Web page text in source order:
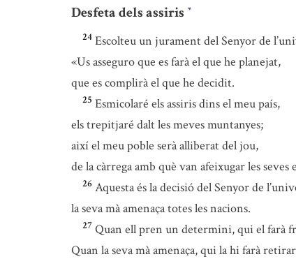
Desfeta dels assiris *
24 Escolteu un jurament del Senyor de
«Us asseguro que es farà el que he planejat,
que es complirà el que he decidit.
25 Esmicolaré els assiris dins el meu país,
els trepitjaré dalt les meves muntanyes;
així el meu poble serà alliberat del jou,
de la càrrega amb què van afeixugar les seves
26 Aquesta és la decisió del Senyor de
la seva mà amenaça totes les nacions.
27 Quan ell pren un determini, qui el farà
Quan la seva mà amenaça, qui la hi farà